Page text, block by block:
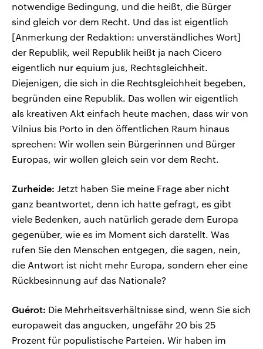
notwendige Bedingung, und die heißt, die Bürger
sind gleich vor dem Recht. Und das ist eigentlich
[Anmerkung der Redaktion: unverständliches Wort]
der Republik, weil Republik heißt ja nach Cicero
eigentlich nur equium jus, Rechtsgleichheit.
Diejenigen, die sich in die Rechtsgleichheit begeben,
begründen eine Republik. Das wollen wir eigentlich
als kreativen Akt einfach heute machen, dass wir von
Vilnius bis Porto in den öffentlichen Raum hinaus
sprechen: Wir wollen sein Bürgerinnen und Bürger
Europas, wir wollen gleich sein vor dem Recht.
Zurheide: Jetzt haben Sie meine Frage aber nicht
ganz beantwortet, denn ich hatte gefragt, es gibt
viele Bedenken, auch natürlich gerade dem Europa
gegenüber, wie es im Moment sich darstellt. Was
rufen Sie den Menschen entgegen, die sagen, nein,
die Antwort ist nicht mehr Europa, sondern eher eine
Rückbesinnung auf das Nationale?
Guérot: Die Mehrheitsverhältnisse sind, wenn Sie sich
europaweit das angucken, ungefähr 20 bis 25
Prozent für populistische Parteien. Wir haben im